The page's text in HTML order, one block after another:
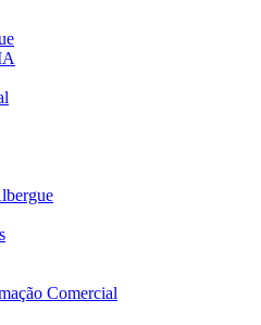
Comercial